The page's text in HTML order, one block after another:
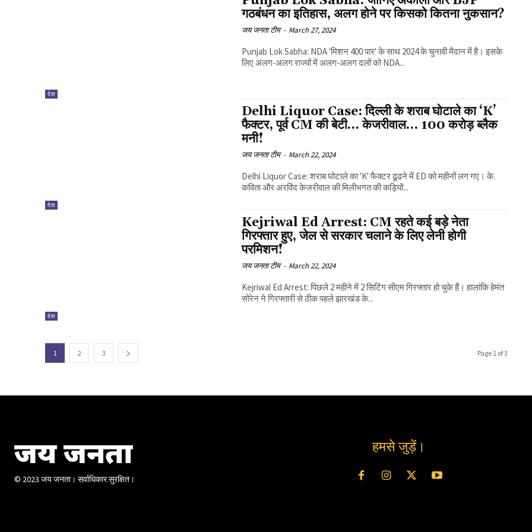
देश
गठबंधन का इतिहास, अलग होने पर किसको कितना नुकसान?
जय जनता टीम - March 27, 2024
Punjab Lok Sabha: NDA 'मिशन 400 पार' के साथ 2024 के चुनावी मैदान में है। इसके
लिए अलग-अलग राज्यों में अलग-अलग दलों को NDA...
देश
Delhi Liquor Case: दिल्ली के शराब घोटाले का ‘K’
फैक्टर, पूर्व CM की बेटी… केजरीवाल… 100 करोड़ ब्लैक
मनी!
जय जनता टीम - March 22, 2024
Delhi Liquor Case: शराब घोटाले का 'K' फैक्टर ढूढने में ED को महीनों लग गए। के.
कविता और अरविंद केजरीवाल की मिलीभगत की कड़ियों...
देश
Kejriwal Ed Arrest: CM रहते कई बड़े नेता
गिरफ्तार हुए, जेल से सरकार चलाने के लिए लेनी होगी
परमिशन!
जय जनता टीम - March 22, 2024
Kejriwal Ed Arrest: पिछले 2 महीने में 2 सिटिंग सीएम गिरफ्तार हो चुके हैं। हालांकि हेमंत
सोरेन ने गिरफ्तारी से ठीक पहले झारखंड के...
1 2 3 Page 1 of 3
जय जनता
© 2023 जय जनता। सर्वाधिकार सुरक्षित।
हमसे जुड़ें।